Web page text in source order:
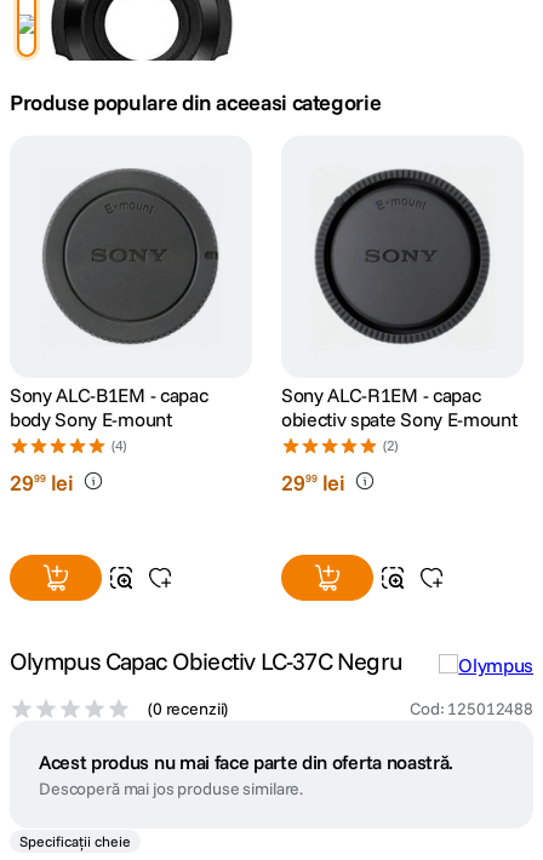
3 . trepied telefon
4. peak design
lavaliera
7. card memorie
dji mic mini
9. dji osmo
10 . insta 360
Produse populare din aceeasi categorie
Sony ALC-B1EM - capac
body Sony E-mount
(4)
2999 lei
Sony ALC-R1EM - capac
obiectiv spate Sony E-mount
(2)
2999 lei
Olympus Capac Obiectiv LC-37C Negru
(0 recenzii) Cod: 125012488
Acest produs nu mai face parte din oferta noastră.
Descoperă mai jos produse similare.
Specificații cheie